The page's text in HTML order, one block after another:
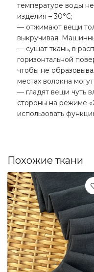
температуре воды
изделия – 30°С;
— отжимают вещи
выкручивая.
— сушат ткань, в
горизонтальной
чтобы не
местах волокна
— гладят вещи чуть
стороны на режиме
использовать
Похожие ткани